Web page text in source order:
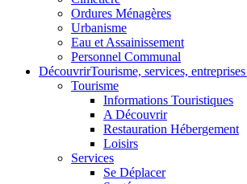
Ordures Ménagères
Urbanisme
Eau et Assainissement
Personnel Communal
DécouvrirTourisme, services,
Tourisme
Informations Touristiques
A Découvrir
Restauration Hébergement
Loisirs
Services
Se Déplacer